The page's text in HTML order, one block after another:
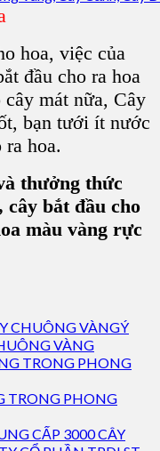
hoa, việc của
đầu cho ra hoa
mát nữa, Cây
bạn tưới ít nước
hoa.
thưởng thức
cây bắt đầu cho
màu vàng rực
Ý
VÀNG
TRONG PHONG